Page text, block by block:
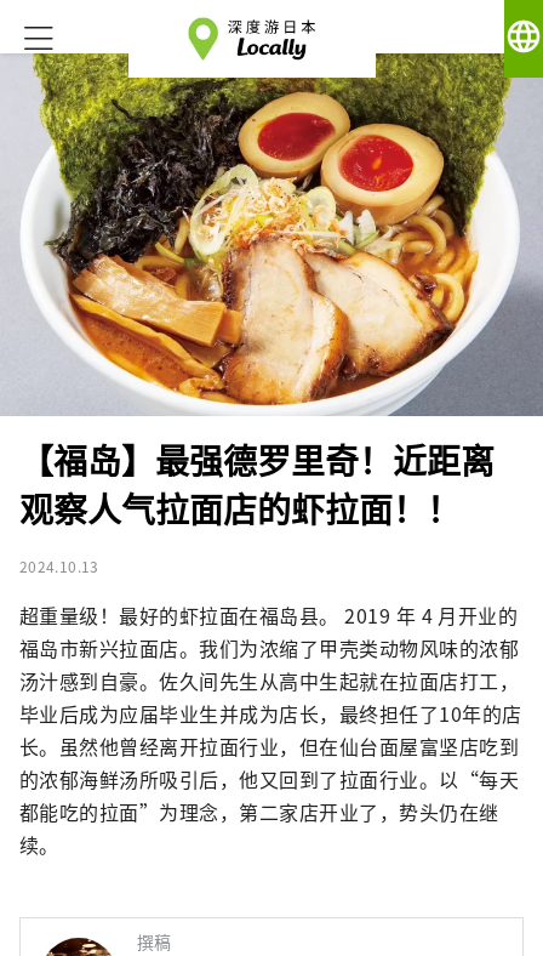
language
【福岛】最强德罗里奇！近距离
观察人气拉面店的虾拉面！！
2024.10.13
超重量级！最好的虾拉面在福岛县。 2019 年 4 月开业的
福岛市新兴拉面店。我们为浓缩了甲壳类动物风味的浓郁
汤汁感到自豪。佐久间先生从高中生起就在拉面店打工，
毕业后成为应届毕业生并成为店长，最终担任了10年的店
长。虽然他曾经离开拉面行业，但在仙台面屋富坚店吃到
的浓郁海鲜汤所吸引后，他又回到了拉面行业。以“每天
都能吃的拉面”为理念，第二家店开业了，势头仍在继
续。
撰稿